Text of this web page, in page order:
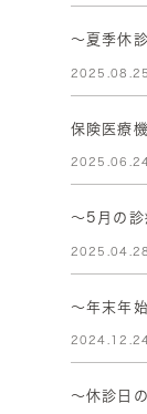
～夏季休
2025.08.25
保険医療
～5月の診
2025.04.28
〜年末年
～休診日